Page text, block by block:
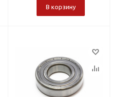
В корзину